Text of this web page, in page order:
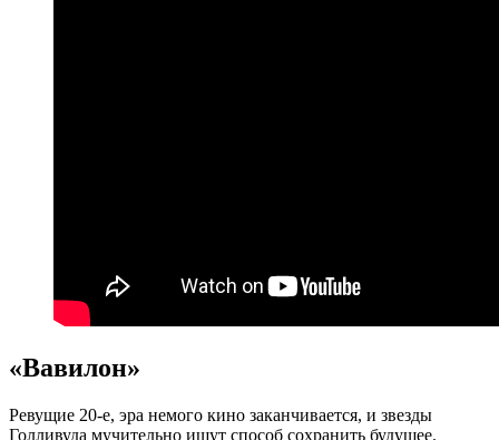
«Вавилон»
Ревущие 20-е, эра немого кино заканчивается, и звезды
Голливуда мучительно ищут способ сохранить будущее.